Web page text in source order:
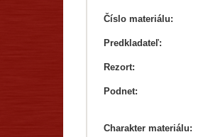
Číslo materiálu:
Predkladateľ:
Rezort:
Podnet:
Charakter materiálu: